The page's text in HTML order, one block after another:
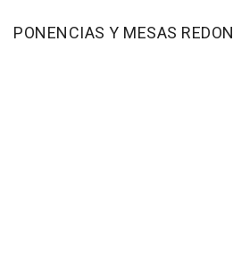
PONENCIAS Y MESAS